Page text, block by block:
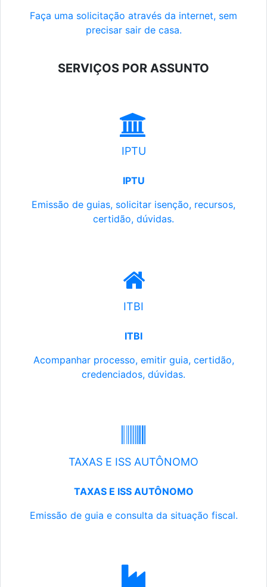
Faça uma solicitação através da internet, sem
precisar sair de casa.
SERVIÇOS POR ASSUNTO
IPTU
IPTU
Emissão de guias, solicitar isenção, recursos,
certidão, dúvidas.
ITBI
ITBI
Acompanhar processo, emitir guia, certidão,
credenciados, dúvidas.
TAXAS E ISS AUTÔNOMO
TAXAS E ISS AUTÔNOMO
Emissão de guia e consulta da situação fiscal.